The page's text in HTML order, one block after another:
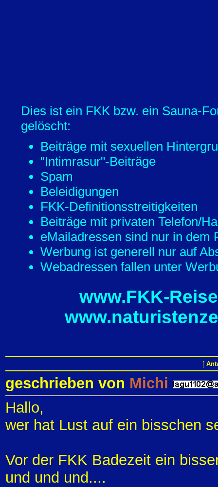
Dies ist ein FKK bzw. ein Sauna-
gelöscht:
Beiträge mit sexuellen
"Intimrasur"-Beiträge
Spam
Beleidigungen
FKK-Definitionsstreitigkeiten
Beiträge mit privaten Telefon/
eMailadressen sind nur in dem
Werbung ist generell nur auf
Webadressen fallen unter
www.FKK-
[
geschrieben von Michi
Hallo,
wer hat Lust auf ein bisschen
Vor der FKK Badezeit ein
und und und....